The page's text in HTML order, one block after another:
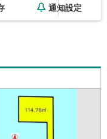
通知設定